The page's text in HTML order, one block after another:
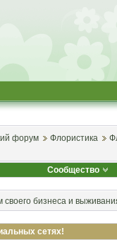
форум Флористика
Сообщество
бизнеса и
сетях!